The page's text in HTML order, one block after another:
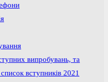
випробувань, та
вступників 2021